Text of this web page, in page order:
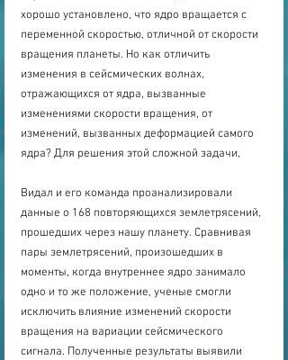
хорошо установлено, что ядро вращается с
переменной скоростью, отличной от скорости
вращения планеты. Но как отличить
изменения в сейсмических волнах,
отражающихся от ядра, вызванные
изменениями скорости вращения, от
изменений, вызванных деформацией самого
ядра? Для решения этой сложной задачи,
Видал и его команда проанализировали
данные о 168 повторяющихся землетрясений,
прошедших через нашу планету. Сравнивая
пары землетрясений, произошедших в
моменты, когда внутреннее ядро занимало
одно и то же положение, ученые смогли
исключить влияние изменений скорости
вращения на вариации сейсмического
сигнала. Полученные результаты выявили